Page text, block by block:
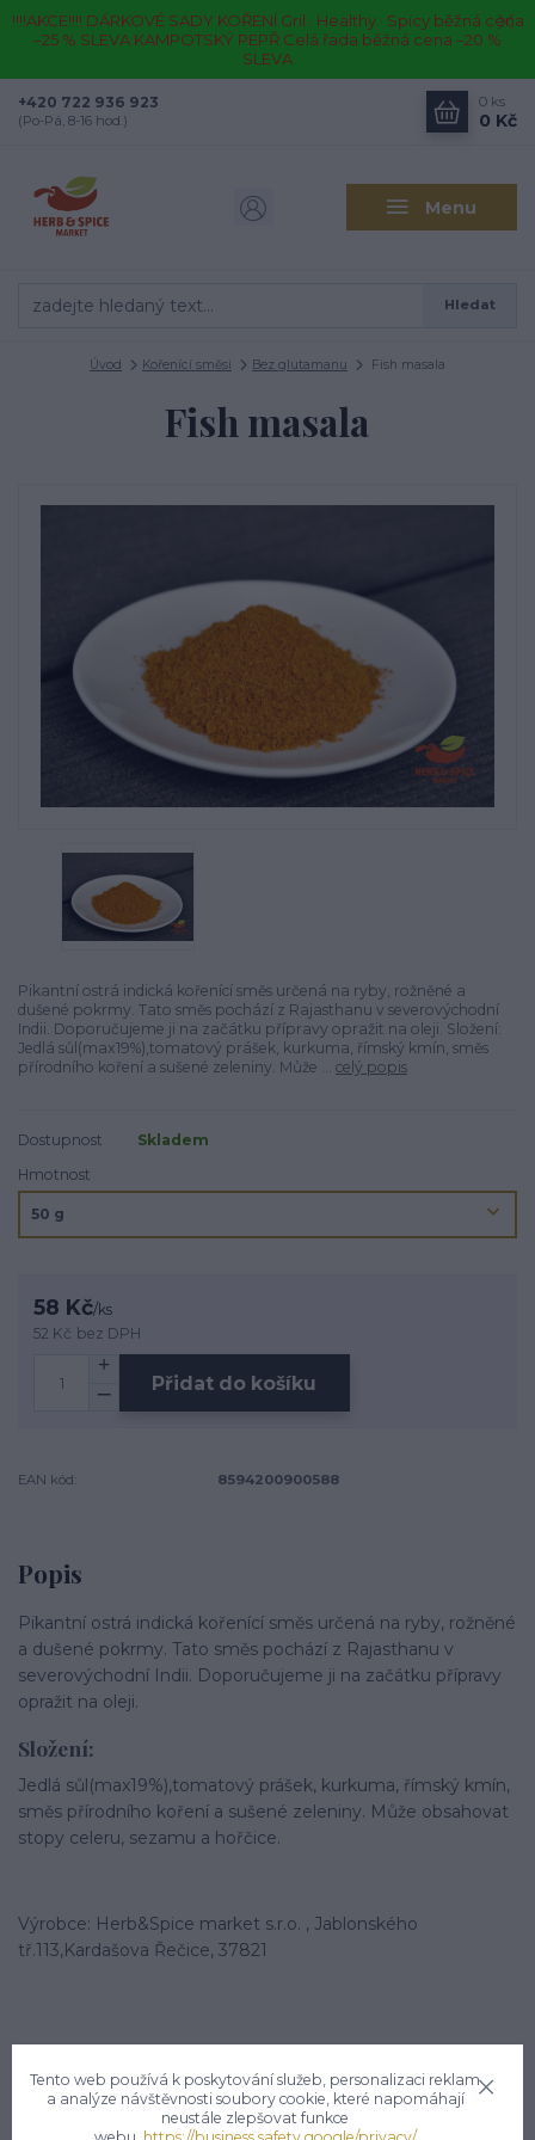
!!!!AKCE!!!! DÁRKOVÉ SADY KOŘENÍ Gril · Healthy · Spicy běžná cena
–25 % SLEVA KAMPOTSKÝ PEPŘ Celá řada běžná cena –20 %
SLEVA
Menu
Hledat
+420 722 936 923
(Po-Pá, 8-16 hod.)
0 ks
0 Kč
Úvod Kořenící směsi Bez glutamanu Fish masala
Fish masala
Pikantní ostrá indická kořenící směs určená na ryby, rožněné a
dušené pokrmy. Tato směs pochází z Rajasthanu v severovýchodní
Indii. Doporučujeme ji na začátku přípravy opražit na oleji. Složení:
Jedlá sůl(max19%),tomatový prášek, kurkuma, římský kmín, směs
přírodního koření a sušené zeleniny. Může ... celý popis
Dostupnost
Skladem
Hmotnost
58 Kč/ks
52 Kč bez DPH
Přidat do košíku
EAN kód: 8594200900588
Popis
Pikantní ostrá indická kořenící směs určená na ryby, rožněné
a dušené pokrmy. Tato směs pochází z Rajasthanu v
severovýchodní Indii. Doporučujeme ji na začátku přípravy
opražit na oleji.
Složení:
Jedlá sůl(max19%),tomatový prášek, kurkuma, římský kmín,
směs přírodního koření a sušené zeleniny. Může obsahovat
stopy celeru, sezamu a hořčice.
Výrobce: Herb&Spice market s.r.o. , Jablonského
tř.113,Kardašova Řečice, 37821
Potřebujete poradit?
Tento web používá k poskytování služeb, personalizaci reklam
a analýze návštěvnosti soubory cookie, které napomáhají
neustále zlepšovat funkce